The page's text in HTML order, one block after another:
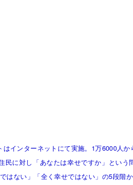
インターネットにて実施。1万6000人
民に対し「あなたは幸せですか」とい
はない」「全く幸せではない」の5段階